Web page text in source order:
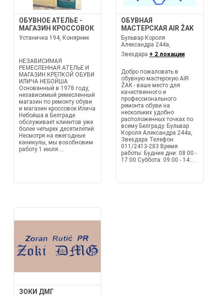
ОБУВНОЕ АТЕЛЬЕ -
МАГАЗИН КРОССОВОК
Устаничка 194, Конярник
НЕЗАВИСИМАЯ
РЕМЕСЛЕННАЯ АТЕЛЬЕ И
МАГАЗИН КРЕПКОЙ ОБУВИ
ИЛИЧА НЕБОЙША
Основанный в 1978 году,
независимый ремесленный
магазин по ремонту обуви
и магазин кроссовок Илича
Небойша в Белграде
обслуживает клиентов уже
более четырех десятилетий.
Несмотря на ежегодные
каникулы, мы возобновим
работу 1 июля....
ОБУВНАЯ
МАСТЕРСКАЯ AIR ŽAK
Бульвар Короля
Александра 244а,
Звездара + 2 локации
Добро пожаловать в
обувную мастерскую AIR
ŽAK - ваше место для
качественного и
профессионального
ремонта обуви на
нескольких удобно
расположенных точках по
всему Белграду. Бульвар
Короля Александра 244а,
Звездара Телефон:
011/2413-283 Время
работы: Будние дни: 08:00 -
17:00 Суббота: 09:00 - 14:...
ЗОКИ ДМГ